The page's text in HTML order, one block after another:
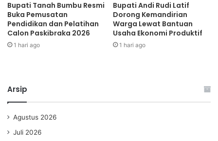
Bupati Tanah Bumbu Resmi
Buka Pemusatan
Pendidikan dan Pelatihan
Calon Paskibraka 2026
1 hari ago
Bupati Andi Rudi Latif
Dorong Kemandirian
Warga Lewat Bantuan
Usaha Ekonomi Produktif
1 hari ago
Arsip
Agustus 2026
Juli 2026